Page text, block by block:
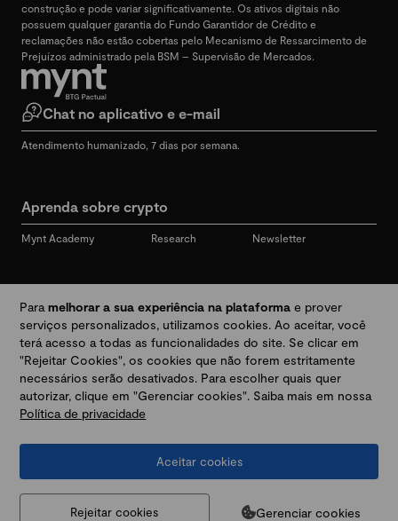
construção e pode variar significativamente. Os ativos digitais não
possuem qualquer garantia do Fundo Garantidor de Crédito e
reclamações não estão cobertas pelo Mecanismo de Ressarcimento de
Prejuízos administrado pela BSM – Supervisão de Mercados.
Aprenda sobre crypto
Mynt Academy Research Newsletter
Chat no aplicativo e e-mail
Atendimento humanizado, 7 dias por semana.
Redes sociais
Desbloqueie seu mundo crypto
Av. Brigadeiro Faria Lima, 3447, 9 andar - sala 11 - Itaim Bibi - São Paulo, SP, 04538-133,
Prevenção a golpes e fraudes|Regulamentos
Paramelhorar a sua experiência na plataforma e prover
serviços personalizados, utilizamos cookies. Ao aceitar, você
terá acesso a todas as funcionalidades do site. Se clicar em
"Rejeitar Cookies", os cookies que não forem estritamente
necessários serão desativados. Para escolher quais quer
autorizar, clique em "Gerenciar cookies". Saiba mais em nossa
Política de privacidade
Gerenciar cookies
Aceitar cookies
Rejeitar cookies